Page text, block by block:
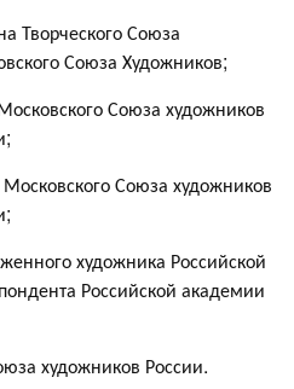
Творческого Союза
Союза Художников;
Союза художников
Союза художников
художника Российской
Российской академии
художников России.